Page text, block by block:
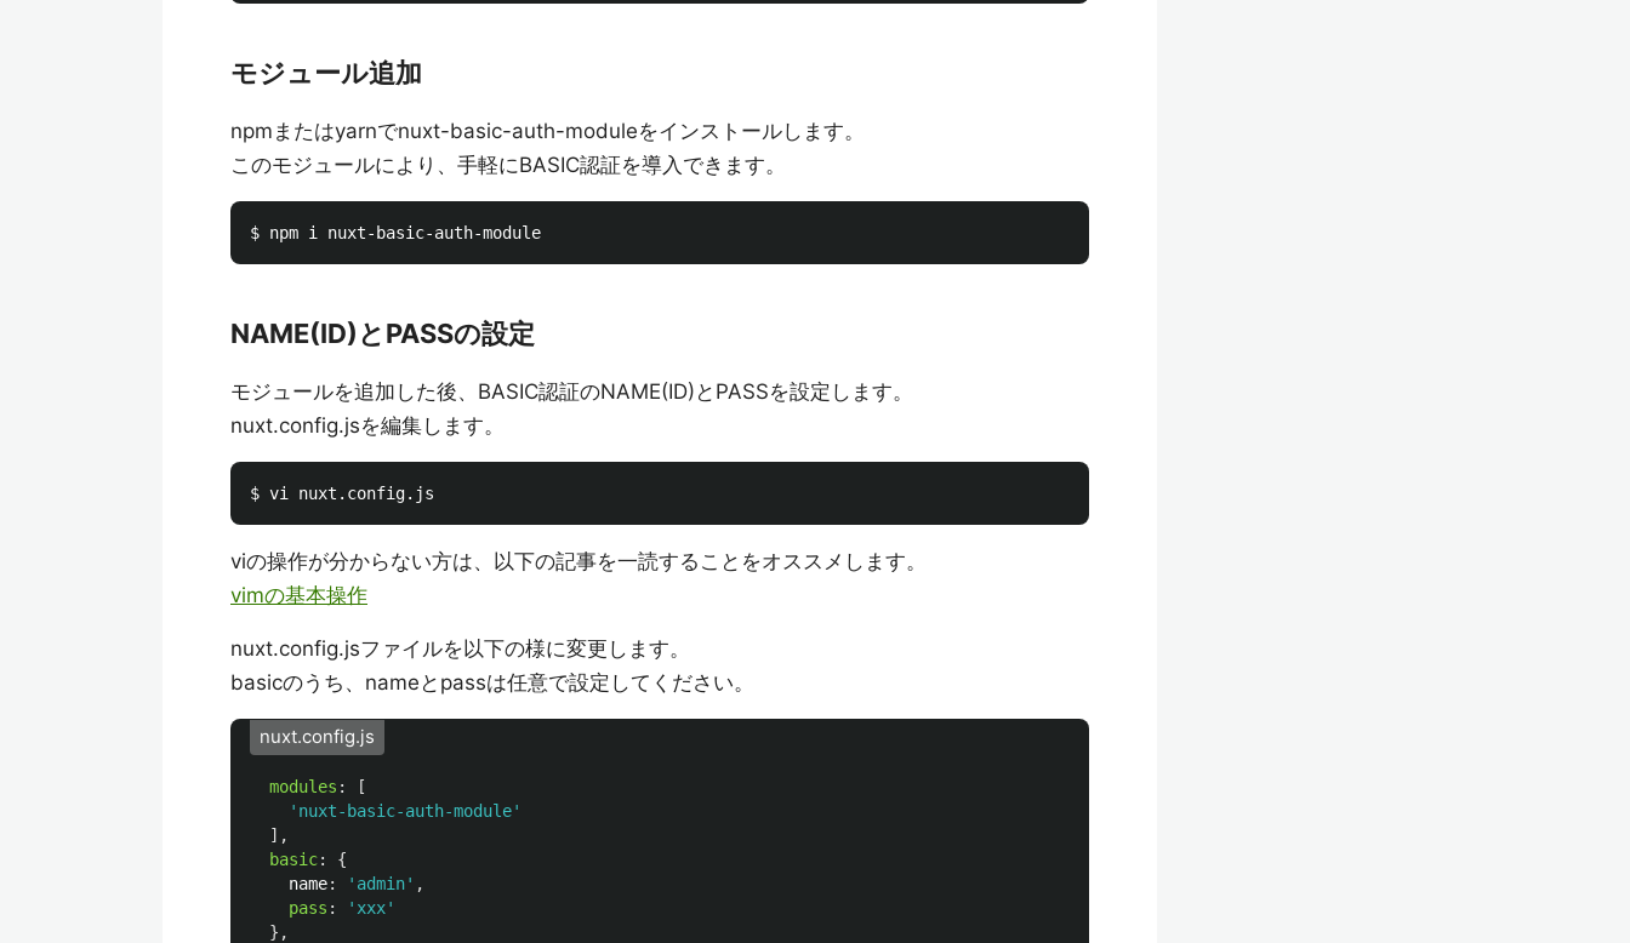
モジュール追加
npmまたはyarnでnuxt-basic-auth-moduleをインストールします。
このモジュールにより、手軽にBASIC認証を導入できます。
NAME(ID)とPASSの設定
モジュールを追加した後、BASIC認証のNAME(ID)とPASSを設定します。
nuxt.config.jsを編集します。
viの操作が分からない方は、以下の記事を一読することをオススメします。
vimの基本操作
nuxt.config.jsファイルを以下の様に変更します。
basicのうち、nameとpassは任意で設定してください。
nuxt.config.js
modules :
[
' nuxt-basic-auth-module'
],
basic:
{
name: ' admin' ,
pass : ' xxx'
},